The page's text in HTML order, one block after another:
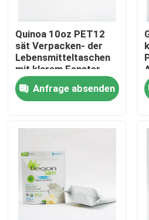
Nachrichten
Alle Fälle
Kaffee-Verpackentaschen
Verpackentasche der
Quinoa 10oz PET12
sät Verpacken- der
Lebensmitteltaschen
mit klarem Fenster-
Gravüren-Drucken
Anfrage absenden